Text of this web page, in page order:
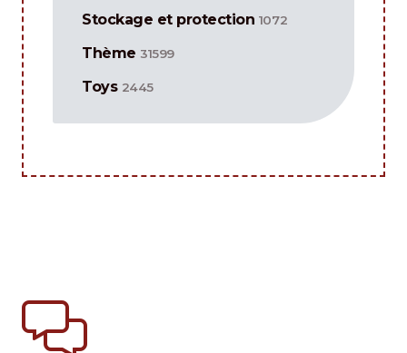
Stockage et protection 1072
Thème 31599
Toys 2445